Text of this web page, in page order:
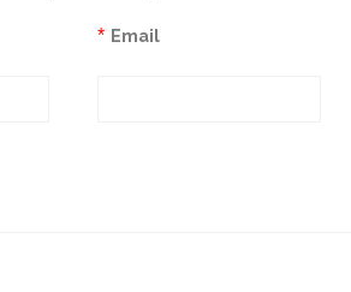
Email
*